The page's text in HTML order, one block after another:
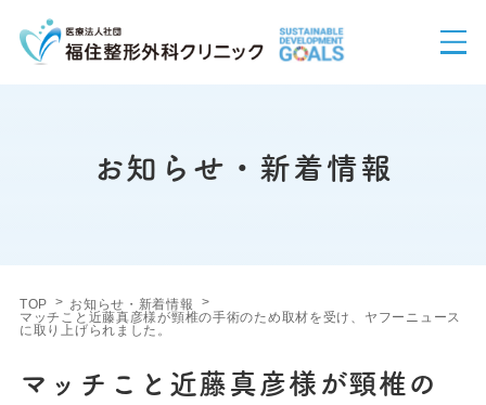
お知らせ・新着情報
TOP
お知らせ・新着情報
マッチこと近藤真彦様が頸椎の手術のため取材を受け、ヤフーニュース
に取り上げられました。
マッチこと近藤真彦様が頸椎の